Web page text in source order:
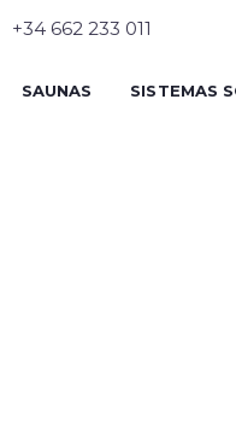
+34 662 233 011
SAUNAS SISTEMAS